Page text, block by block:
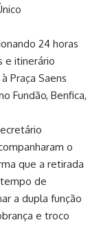
24 horas
e itinerário
Praça Saens
Fundão, Benfica,
o
que a retirada
de
a dupla função
e troco